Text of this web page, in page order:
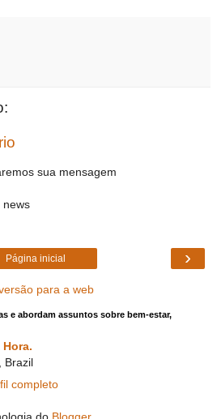
sua mensagem
news
›
Página inicial
para a web
e abordam assuntos sobre bem-estar,
Hora.
Brazil
completo